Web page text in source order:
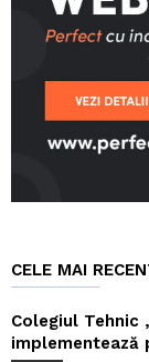
CELE MAI
Colegiul Tehnic
implementează